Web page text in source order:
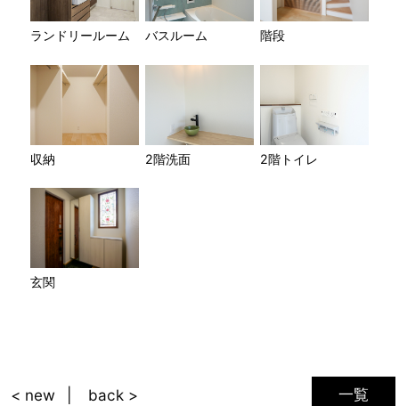
ランドリールーム バスルーム 階段
収納 2階洗面 2階トイレ
玄関
一覧
< new back >